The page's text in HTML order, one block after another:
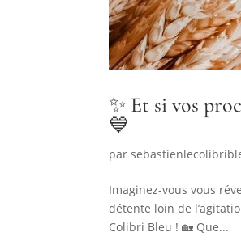
✨ Et si vos
💙
par
Imaginez-vous vous
détente loin de
Colibri Bleu ! 🏡 Que...